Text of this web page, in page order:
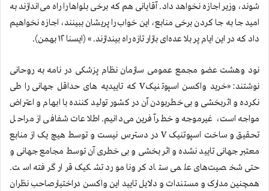
شوند، وزیر اجازه نخواهد داد. آقایانی هم که برخی بلواها را راه می‌اندازند به
امید جا به جا کردن برخی منابع، این خواب را پریشان ببینند، اجازه نخواهیم
داد که در این ایام پر بلا عده‌ای بازار تازه راه بیندازند. » (ایسنا ۱۲ بهمن).
نود وهشت عضو مجمع عمومی سازمان نظام پزشکی در نامه به روحانی
نوشتند: «خرید واکسن اسپوتنیکV که تاییدیه های حداقل جهانی را طی
نکرده و اثربخشی و بی‌خطربودن آن در کشور تولید کننده با ابهام و اعتراض
مواجه است، غیرموجه و خطرآفرین می‌دانیم. اطلاعات شفافی از مراحل
تحقیق و ساخت اسپوتنیک V در دسترس نیست و توسط هیچ یک از منابع
معتبر جهانی تایید نشده و اثر بخشی و بی خطری آن توسط مجامع جهانی و
حتی شخصیت‌های علمی ستاد کرونا مورد تشکیک قرار گرفته است.
همچنین مدارک و مستندات و دلایل تایید این واکسن دراختیارصاحب ‌نظران